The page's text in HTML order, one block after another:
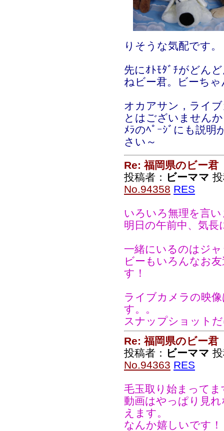
りそうな気配です。
先にｵﾄﾓﾀﾞﾁがどん
ねビー君。ビーち
オカアサン，ライ
とはございません
ﾒﾗのﾍﾟｰｼﾞにも説
さい～
Re: 福岡県のビー君
投稿者： ビーママ
No.94358 RES
いろいろ無理を言
明日の午前中、気
一緒にいるのはジ
ビーもいろんなお
す！
ライブカメラの映
す。。
スナップショット
Re: 福岡県のビー君
投稿者： ビーママ
No.94363 RES
毛玉取り始まってま
動画はやっぱり見
えます。
なんか嬉しいです！